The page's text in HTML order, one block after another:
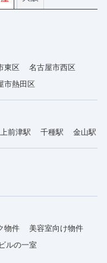
東区
名古屋市西区
市熱田区
上前津駅 千種駅 金山駅
物件
美容室向け物件
ルの一室